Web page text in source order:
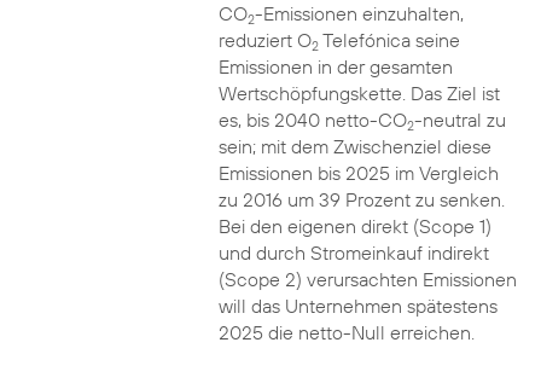
CO2-Emissionen einzuhalten,
reduziert O2Telefónica seine
Emissionen in der gesamten
Wertschöpfungskette. Das Ziel ist
es, bis 2040 netto-CO2-neutral zu
sein; mit dem Zwischenziel diese
Emissionen bis 2025 im Vergleich
zu 2016 um 39 Prozent zu senken.
Bei den eigenen direkt (Scope 1)
und durch Stromeinkauf indirekt
(Scope 2) verursachten Emissionen
will das Unternehmen spätestens
2025 die netto-Null erreichen.